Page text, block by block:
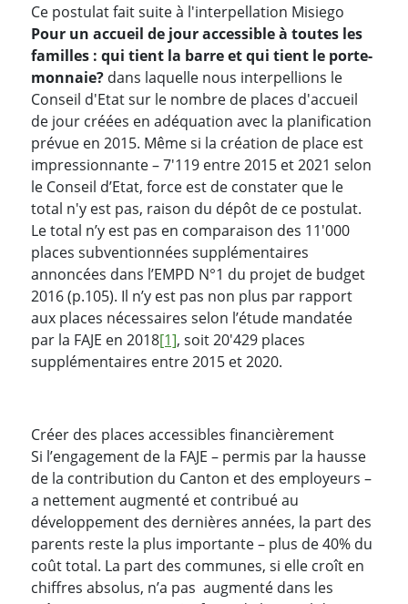
Ce postulat fait suite à l'interpellation Misiego
Pour un accueil de jour accessible à toutes les
familles : qui tient la barre et qui tient le porte-
monnaie? dans laquelle nous interpellions le
Conseil d'Etat sur le nombre de places d'accueil
de jour créées en adéquation avec la planification
prévue en 2015. Même si la création de place est
impressionnante – 7'119 entre 2015 et 2021 selon
le Conseil d’Etat, force est de constater que le
total n'y est pas, raison du dépôt de ce postulat.
Le total n’y est pas en comparaison des 11'000
places subventionnées supplémentaires
annoncées dans l’EMPD N°1 du projet de budget
2016 (p.105). Il n’y est pas non plus par rapport
aux places nécessaires selon l’étude mandatée
par la FAJE en 2018[1], soit 20'429 places
supplémentaires entre 2015 et 2020.
Créer des places accessibles financièrement
Si l’engagement de la FAJE – permis par la hausse
de la contribution du Canton et des employeurs –
a nettement augmenté et contribué au
développement des dernières années, la part des
parents reste la plus importante – plus de 40% du
coût total. La part des communes, si elle croît en
chiffres absolus, n’a pas augmenté dans les